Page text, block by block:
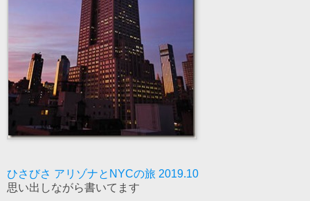
ひさびさ アリゾナとNYCの旅 2019.10
思い出しながら書いてます